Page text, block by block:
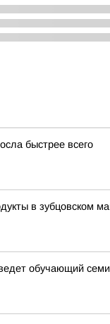
быстрее всего
в зубцовском
обучающий